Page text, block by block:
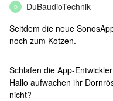
D DuBaudioTechnik
Seitdem die neue
noch zum Kotzen.
Schlafen die App-
Hallo aufwachen ihr
nicht?